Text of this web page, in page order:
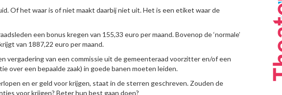
Of het waar is of niet maakt daarbij niet uit. Het is een etiket waar de
een bonus kregen van 155,33 euro per maand. Bovenop de ‘normale’
van 1887,22 euro per maand.
vergadering van een commissie uit de gemeenteraad voorzitter en/of een
over een bepaalde zaak) in goede banen moeten leiden.
en er geld voor krijgen, staat in de sterren geschreven. Zouden de
voor krijgen? Beter hun best gaan doen?